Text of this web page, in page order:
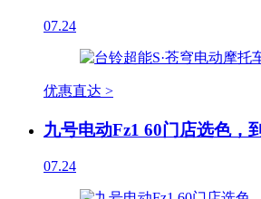
07.24
优惠直达 >
九号电动Fz1 60门店选色，
07.24